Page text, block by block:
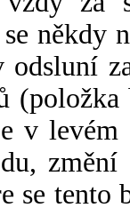
se někdy
v
se tento